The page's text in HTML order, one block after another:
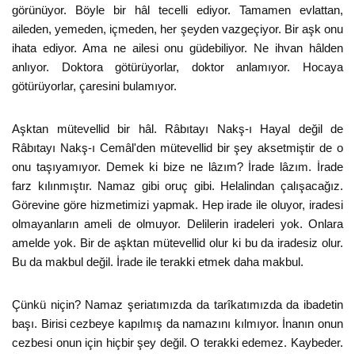
görünüyor. Böyle bir hâl tecelli ediyor. Tamamen evlattan,
aileden, yemeden, içmeden, her şeyden vazgeçiyor. Bir aşk onu
ihata ediyor. Ama ne ailesi onu güdebiliyor. Ne ihvan hâlden
anlıyor. Doktora götürüyorlar, doktor anlamıyor. Hocaya
götürüyorlar, çaresini bulamıyor.
Aşktan mütevellid bir hâl. Râbıtayı Nakş-ı Hayal değil de
Râbıtayı Nakş-ı Cemâl'den mütevellid bir şey aksetmiştir de o
onu taşıyamıyor. Demek ki bize ne lâzım? İrade lâzım. İrade
farz kılınmıştır. Namaz gibi oruç gibi. Helalindan çalışacağız.
Görevine göre hizmetimizi yapmak. Hep irade ile oluyor, iradesi
olmayanların ameli de olmuyor. Delilerin iradeleri yok. Onlara
amelde yok. Bir de aşktan mütevellid olur ki bu da iradesiz olur.
Bu da makbul değil. İrade ile terakki etmek daha makbul.
Çünkü niçin? Namaz şeriatımızda da tarîkatımızda da ibadetin
başı. Birisi cezbeye kapılmış da namazını kılmıyor. İnanın onun
cezbesi onun için hiçbir şey değil. O terakki edemez. Kaybeder.